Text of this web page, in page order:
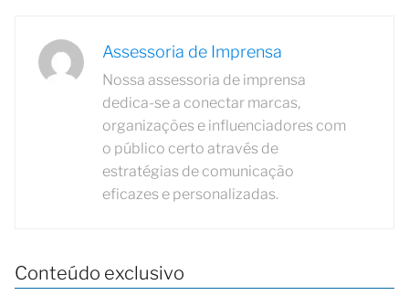
Assessoria de Imprensa
Nossa assessoria de imprensa
dedica-se a conectar marcas,
organizações e influenciadores com
o público certo através de
estratégias de comunicação
eficazes e personalizadas.
Conteúdo exclusivo